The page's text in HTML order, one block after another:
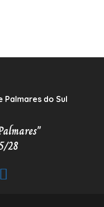
Palmares do Sul
28